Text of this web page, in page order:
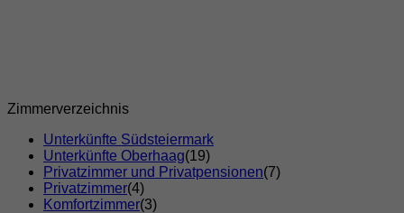
Zimmerverzeichnis
Unterkünfte Südsteiermark
Unterkünfte Oberhaag(19)
Privatzimmer und Privatpensionen(7)
Privatzimmer(4)
Komfortzimmer(3)